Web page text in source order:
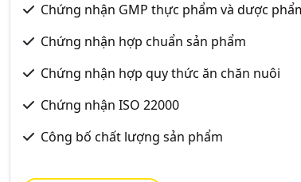
Chứng nhận GMP thực phẩm và dược
Chứng nhận hợp chuẩn sản phẩm
Chứng nhận hợp quy thức ăn chăn nuôi
Chứng nhận ISO 22000
Công bố chất lượng sản phẩm